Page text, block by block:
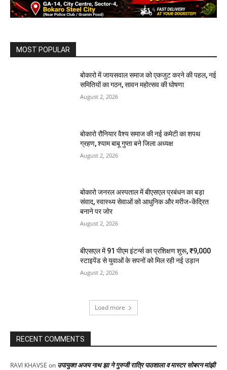
MOST POPULAR
बोकारो में जायसवाल समाज को एकजुट करने की पहल, नई
समितियों का गठन, सावन महोत्सव की घोषणा
August 2, 2026
बोकारो रौनियार वैश्य समाज की नई कमेटी का शपथ
ग्रहण, श्याम बाबू गुप्ता बने जिला अध्यक्ष
August 2, 2026
बोकारो जनरल अस्पताल में बीएसएल प्रबंधन का बड़ा
संवाद, स्वास्थ्य सेवाओं को आधुनिक और मरीज-केंद्रित
बनाने पर जोर
August 2, 2026
बीएसएल में 91 पीएम इंटर्न्स का प्रशिक्षण शुरू, ₹9,000
स्टाइपेंड से युवाओं के सपनों को मिल रही नई उड़ान
August 2, 2026
Load more
RECENT COMMENTS
RAVI KHAVSE on उपायुक्त अजय नाथ झा ने गुरुजी रात्रि पाठशाला व मास्टर सोबरन मांझी